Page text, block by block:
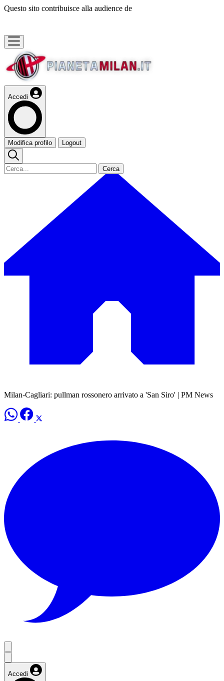
Questo sito contribuisce alla audience de
Accedi
Modifica profilo Logout
Cerca
Milan-Cagliari: pullman rossonero arrivato a 'San Siro' | PM News
Accedi